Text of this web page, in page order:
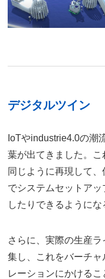
デジタルツイン
IoTやindustrie4.0の潮
葉が出てきました。
同じように再現して
でシステムセットア
したりできるようにな
さらに、実際の生産
集し、これをバーチャ
レーションにかける